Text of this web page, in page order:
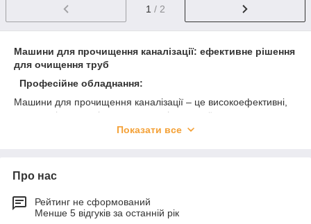
1 / 2
Машини для прочищення каналізації: ефективне рішення
для очищення труб
Професійне обладнання:
Машини для прочищення каналізації – це високоефективні,
компактні та зручні у використанні пристрої з оптимальними
робочими характеристиками. Вони призначені для
житлово-комунальних служб, водоканалів та промислових
підприємств.
Багатофункціональне застосування:
Показати все
Про нас
Рейтинг не сформований
Менше 5 відгуків за останній рік